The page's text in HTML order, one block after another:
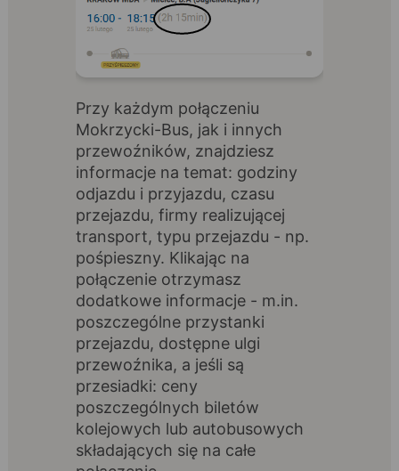
Przy każdym połączeniu
Mokrzycki-Bus, jak i innych
przewoźników, znajdziesz
informacje na temat: godziny
odjazdu i przyjazdu, czasu
przejazdu, firmy realizującej
transport, typu przejazdu - np.
pośpieszny. Klikając na
połączenie otrzymasz
dodatkowe informacje - m.in.
poszczególne przystanki
przejazdu, dostępne ulgi
przewoźnika, a jeśli są
przesiadki: ceny
poszczególnych biletów
kolejowych lub autobusowych
składających się na całe